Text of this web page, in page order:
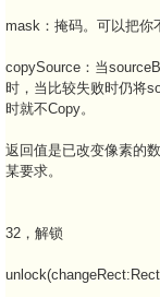
mask：掩码。可以把你
copySource：当
时，当比较失败时仍将
时就不Copy。
返回值是已改变像素的
某要求。
32，解锁